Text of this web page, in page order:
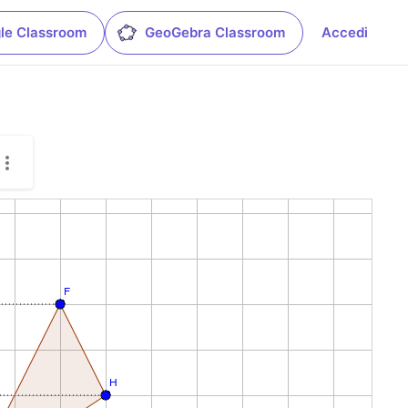
Classroom GeoGebra Classroom Accedi